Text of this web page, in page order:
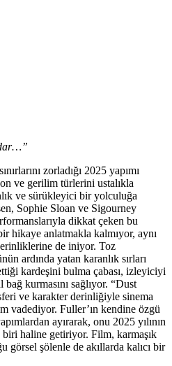
zorladığı 2025 yapımı
ve gerilim türlerini ustalıkla
ve sürükleyici bir yolculuğa
Sophie Sloan ve Sigourney
dikkat çeken bu
hikaye anlatmakla kalmıyor, aynı
de iniyor. Toz
ardında yatan karanlık sırları
kardeşini bulma çabası, izleyiciyi
kurmasını sağlıyor. “Dust
ve karakter derinliğiyle sinema
vadediyor. Fuller’ın kendine özgü
ayırarak, onu 2025 yılının
biri haline getiriyor. Film, karmaşık
görsel şölenle de akıllarda kalıcı bir